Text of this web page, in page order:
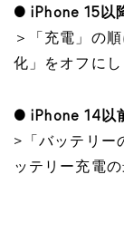
● iPhone 15以
＞「充電」の
化」をオフにし
● iPhone 14以
>「バッテリー
ッテリー充電